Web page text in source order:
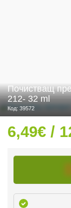
Почистващ
212- 32 ml
Код: 39572
6,49€ /